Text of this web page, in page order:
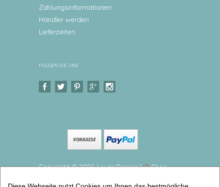
Zahlungsinformationen
Händler werden
Lieferzeiten
FOLGEN SIE UNS
Copyright © 2026 Levar Design |
Shop